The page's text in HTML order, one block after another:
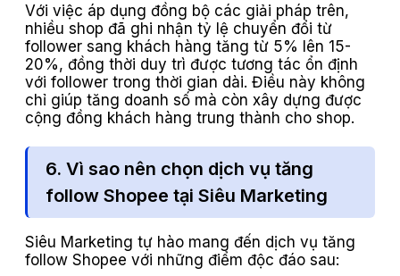
Với việc áp dụng đồng bộ các giải pháp trên,
nhiều shop đã ghi nhận tỷ lệ chuyển đổi từ
follower sang khách hàng tăng từ 5% lên 15-
20%, đồng thời duy trì được tương tác ổn định
với follower trong thời gian dài. Điều này không
chỉ giúp tăng doanh số mà còn xây dựng được
cộng đồng khách hàng trung thành cho shop.
6. Vì sao nên chọn dịch vụ tăng
follow Shopee tại Siêu Marketing
Siêu Marketing tự hào mang đến dịch vụ tăng
follow Shopee với những điểm độc đáo sau: